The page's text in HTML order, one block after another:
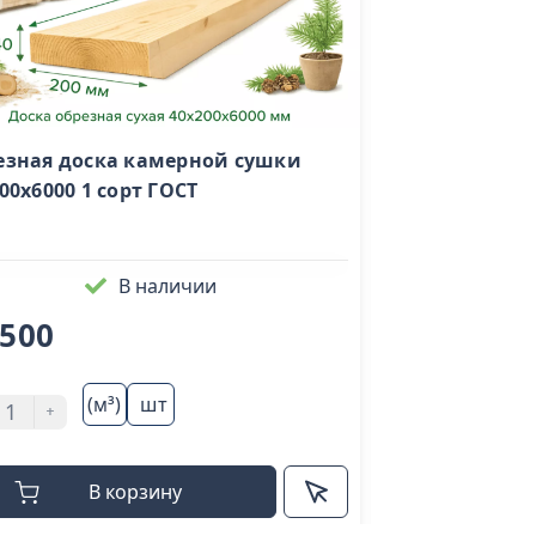
доска камерной сушки
1 сорт ГОСТ
В наличии
+ (м³) шт
В корзину